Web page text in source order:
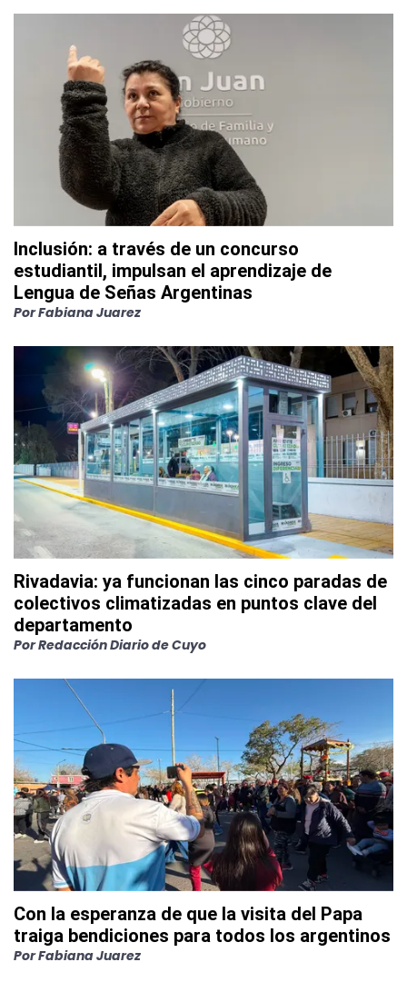
Inclusión: a través de un concurso
estudiantil, impulsan el aprendizaje de
Lengua de Señas Argentinas
PorFabiana Juarez
Rivadavia: ya funcionan las cinco paradas de
colectivos climatizadas en puntos clave del
departamento
PorRedacción Diario de Cuyo
Con la esperanza de que la visita del Papa
traiga bendiciones para todos los argentinos
PorFabiana Juarez